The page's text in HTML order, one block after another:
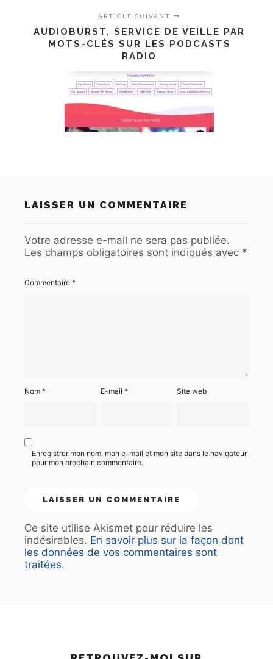
ARTICLE SUIVANT
AUDIOBURST, SERVICE DE VEILLE PAR
MOTS-CLÉS SUR LES PODCASTS
RADIO
LAISSER UN COMMENTAIRE
Votre adresse e-mail ne sera pas publiée.
Les champs obligatoires sont indiqués avec *
Commentaire *
Nom * E-mail* Site web
Enregistrer mon nom, mon e-mail et mon site dans le navigateur
pour mon prochain commentaire.
Ce site utilise Akismet pour réduire les
indésirables. En savoir plus sur la façon dont
les données de vos commentaires sont
traitées.